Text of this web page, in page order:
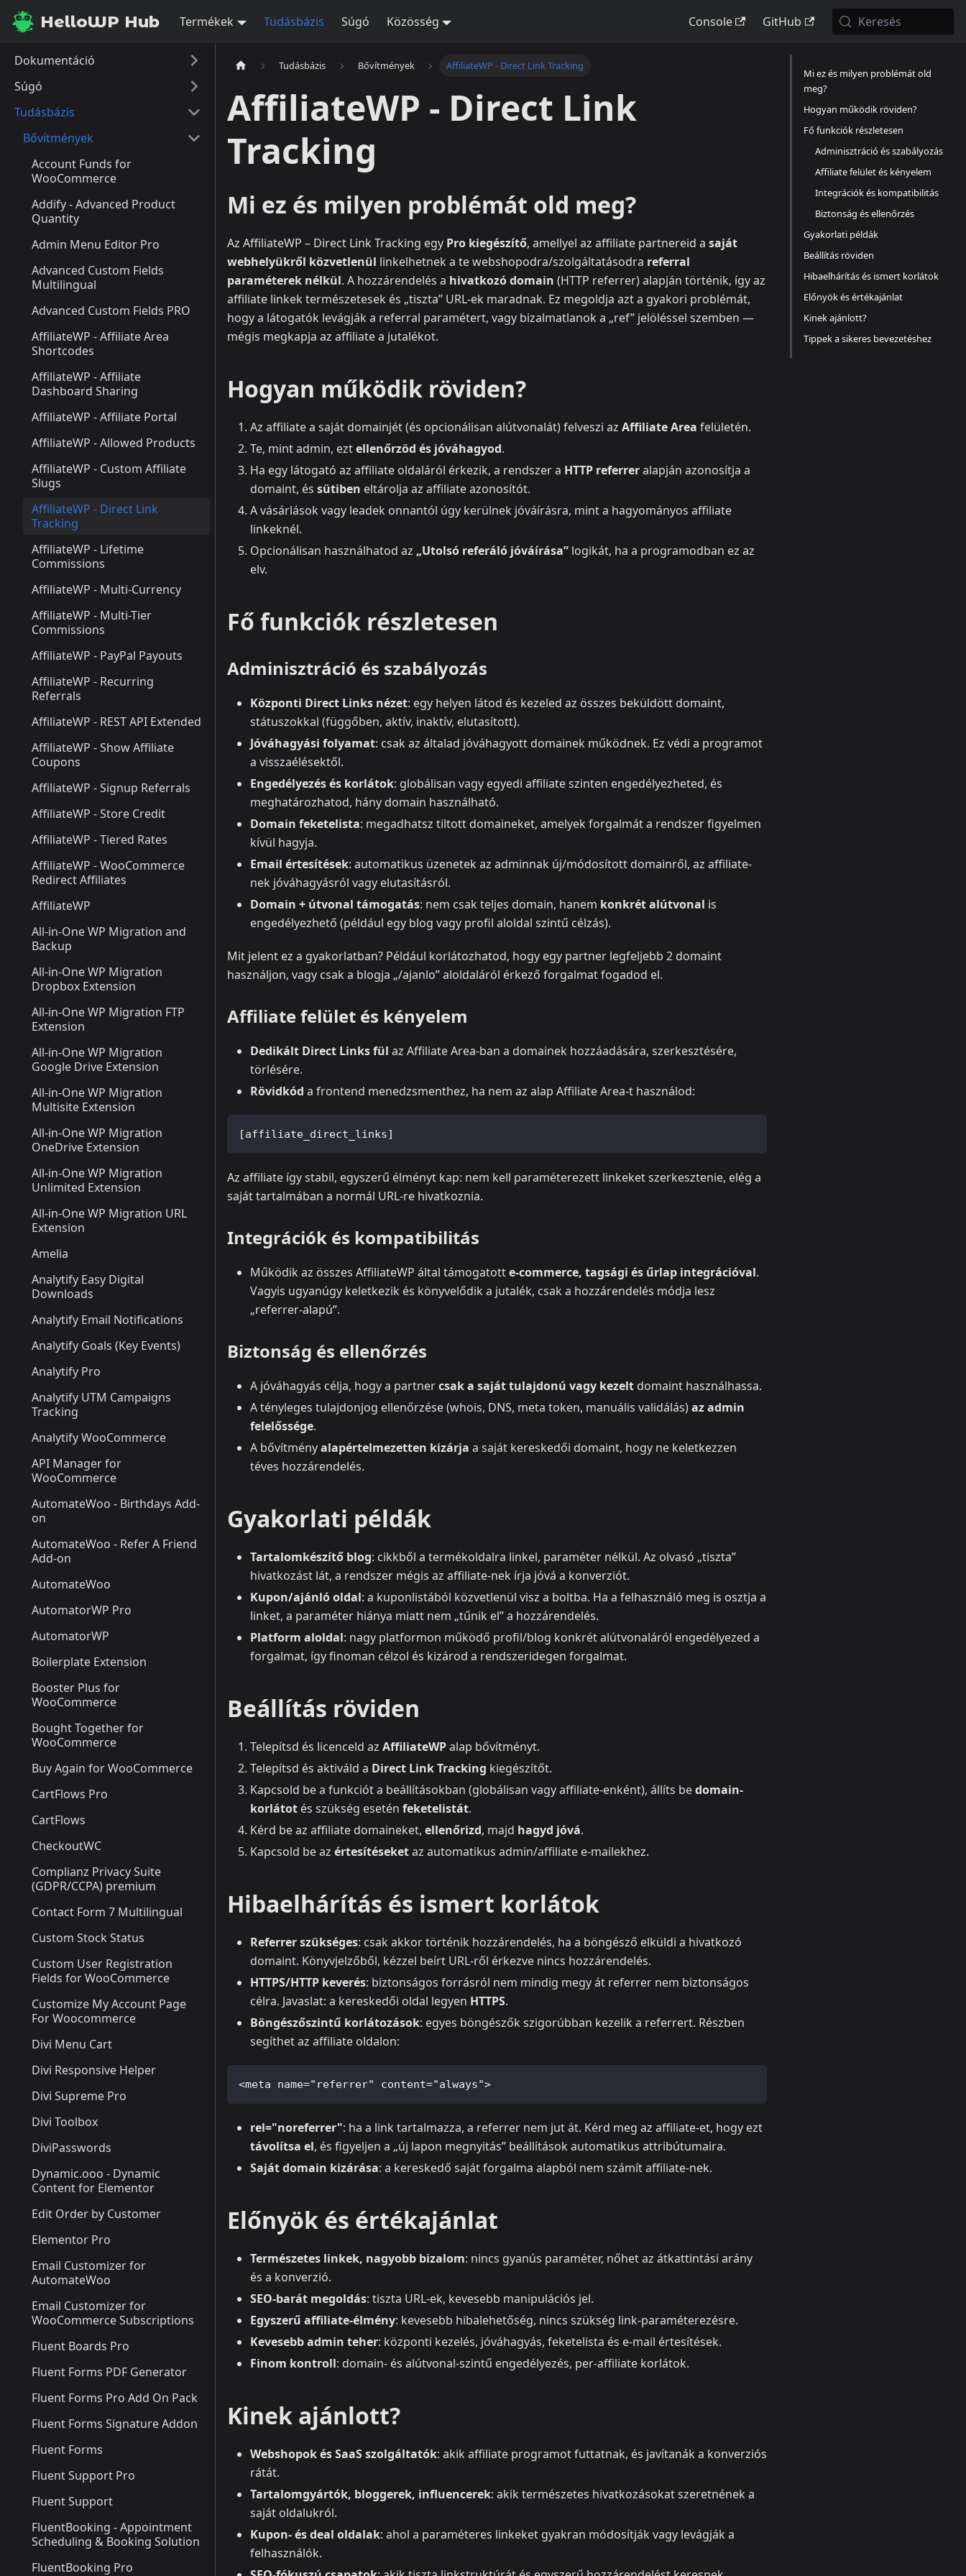
HelloWP Hub Termékek Tudásbázis Súgó Közösség Console GitHub Keresés
Dokumentáció
Súgó
Tudásbázis
Bővítmények
Account Funds for
WooCommerce
Addify - Advanced Product
Quantity
Admin Menu Editor Pro
Advanced Custom Fields
Multilingual
Advanced Custom Fields PRO
AffiliateWP - Affiliate Area
Shortcodes
AffiliateWP - Affiliate
Dashboard Sharing
AffiliateWP - Affiliate Portal
AffiliateWP - Allowed Products
AffiliateWP - Custom Affiliate
Slugs
AffiliateWP - Direct Link
Tracking
AffiliateWP - Lifetime
Commissions
AffiliateWP - Multi-Currency
AffiliateWP - Multi-Tier
Commissions
AffiliateWP - PayPal Payouts
AffiliateWP - Recurring
Referrals
AffiliateWP - REST API Extended
AffiliateWP - Show Affiliate
Coupons
AffiliateWP - Signup Referrals
AffiliateWP - Store Credit
AffiliateWP - Tiered Rates
AffiliateWP - WooCommerce
Redirect Affiliates
AffiliateWP
All-in-One WP Migration and
Backup
All-in-One WP Migration
Dropbox Extension
All-in-One WP Migration FTP
Extension
All-in-One WP Migration
Google Drive Extension
All-in-One WP Migration
Multisite Extension
All-in-One WP Migration
OneDrive Extension
All-in-One WP Migration
Unlimited Extension
All-in-One WP Migration URL
Extension
Amelia
Analytify Easy Digital
Downloads
Analytify Email Notifications
Analytify Goals (Key Events)
Analytify Pro
Analytify UTM Campaigns
Tracking
Analytify WooCommerce
API Manager for
WooCommerce
AutomateWoo - Birthdays Add-
on
AutomateWoo - Refer A Friend
Add-on
AutomateWoo
AutomatorWP Pro
AutomatorWP
Boilerplate Extension
Booster Plus for
WooCommerce
Bought Together for
WooCommerce
Buy Again for WooCommerce
CartFlows Pro
CartFlows
CheckoutWC
Complianz Privacy Suite
(GDPR/CCPA) premium
Contact Form 7 Multilingual
Custom Stock Status
Custom User Registration
Fields for WooCommerce
Customize My Account Page
For Woocommerce
Divi Menu Cart
Divi Responsive Helper
Divi Supreme Pro
Divi Toolbox
DiviPasswords
Dynamic.ooo - Dynamic
Content for Elementor
Edit Order by Customer
Elementor Pro
Email Customizer for
AutomateWoo
Email Customizer for
WooCommerce Subscriptions
Fluent Boards Pro
Fluent Forms PDF Generator
Fluent Forms Pro Add On Pack
Fluent Forms Signature Addon
Fluent Forms
Fluent Support Pro
Fluent Support
FluentBooking - Appointment
Scheduling & Booking Solution
FluentBooking Pro
Tudásbázis Bővítmények AffiliateWP - Direct Link Tracking
AffiliateWP - Direct Link
Tracking
Mi ez és milyen problémát old meg?
Az AffiliateWP – Direct Link Tracking egy Pro kiegészítő, amellyel az affiliate partnereid a saját
webhelyükről közvetlenül linkelhetnek a te webshopodra/szolgáltatásodra referral
paraméterek nélkül. A hozzárendelés a hivatkozó domain (HTTP referrer) alapján történik, így az
affiliate linkek természetesek és „tiszta” URL-ek maradnak. Ez megoldja azt a gyakori problémát,
hogy a látogatók levágják a referral paramétert, vagy bizalmatlanok a „ref” jelöléssel szemben —
mégis megkapja az affiliate a jutalékot.
Hogyan működik röviden?
Az affiliate a saját domainjét (és opcionálisan alútvonalát) felveszi az Affiliate Area felületén.
Te, mint admin, eztellenőrzöd és jóváhagyod.
Ha egy látogató az affiliate oldaláról érkezik, a rendszer a HTTP referreralapján azonosítja a
domaint, és sütiben eltárolja az affiliate azonosítót.
A vásárlások vagy leadek onnantól úgy kerülnek jóváírásra, mint a hagyományos affiliate
linkeknél.
Opcionálisan használhatod az „Utolsó referáló jóváírása” logikát, ha a programodban ez az
elv.
Fő funkciók részletesen
Adminisztráció és szabályozás
Központi Direct Links nézet: egy helyen látod és kezeled az összes beküldött domaint,
státuszokkal (függőben, aktív, inaktív, elutasított).
Jóváhagyási folyamat: csak az általad jóváhagyott domainek működnek. Ez védi a programot
a visszaélésektől.
Engedélyezés és korlátok: globálisan vagy egyedi affiliate szinten engedélyezheted, és
meghatározhatod, hány domain használható.
Domain feketelista: megadhatsz tiltott domaineket, amelyek forgalmát a rendszer figyelmen
kívül hagyja.
Email értesítések: automatikus üzenetek az adminnak új/módosított domainről, az affiliate-
nek jóváhagyásról vagy elutasításról.
Domain + útvonal támogatás: nem csak teljes domain, hanem konkrét alútvonal is
engedélyezhető (például egy blog vagy profil aloldal szintű célzás).
Mit jelent ez a gyakorlatban? Például korlátozhatod, hogy egy partner legfeljebb 2 domaint
használjon, vagy csak a blogja „/ajanlo” aloldaláról érkező forgalmat fogadod el.
Affiliate felület és kényelem
Dedikált Direct Links fül az Affiliate Area-ban a domainek hozzáadására, szerkesztésére,
törlésére.
Rövidkód a frontend menedzsmenthez, ha nem az alap Affiliate Area-t használod:
[affiliate_direct_links]
Az affiliate így stabil, egyszerű élményt kap: nem kell paraméterezett linkeket szerkesztenie, elég a
saját tartalmában a normál URL-re hivatkoznia.
Integrációk és kompatibilitás
Működik az összes AffiliateWP által támogatotte‑commerce, tagsági és űrlap integrációval.
Vagyis ugyanúgy keletkezik és könyvelődik a jutalék, csak a hozzárendelés módja lesz
„referrer‑alapú”.
Biztonság és ellenőrzés
A jóváhagyás célja, hogy a partnercsak a saját tulajdonú vagy kezelt domaint használhassa.
A tényleges tulajdonjog ellenőrzése (whois, DNS, meta token, manuális validálás)az admin
felelőssége.
A bővítményalapértelmezetten kizárja a saját kereskedői domaint, hogy ne keletkezzen
téves hozzárendelés.
Gyakorlati példák
Tartalomkészítő blog: cikkből a termékoldalra linkel, paraméter nélkül. Az olvasó „tiszta”
hivatkozást lát, a rendszer mégis az affiliate-nek írja jóvá a konverziót.
Kupon/ajánló oldal: a kuponlistából közvetlenül visz a boltba. Ha a felhasználó meg is osztja a
linket, a paraméter hiánya miatt nem „tűnik el” a hozzárendelés.
Platform aloldal: nagy platformon működő profil/blog konkrét alútvonaláról engedélyezed a
forgalmat, így finoman célzol és kizárod a rendszeridegen forgalmat.
Beállítás röviden
Telepítsd és licenceld az AffiliateWPalap bővítményt.
Telepítsd és aktiváld a Direct Link Tracking kiegészítőt.
Kapcsold be a funkciót a beállításokban (globálisan vagy affiliate-enként), állíts bedomain-
korlátot és szükség esetén feketelistát.
Kérd be az affiliate domaineket, ellenőrizd, majd hagyd jóvá.
Kapcsold be az értesítéseketaz automatikus admin/affiliate e-mailekhez.
Hibaelhárítás és ismert korlátok
Referrer szükséges: csak akkor történik hozzárendelés, ha a böngésző elküldi a hivatkozó
domaint. Könyvjelzőből, kézzel beírt URL-ről érkezve nincs hozzárendelés.
HTTPS/HTTP keverés: biztonságos forrásról nem mindig megy át referrer nem biztonságos
célra. Javaslat: a kereskedői oldal legyen HTTPS.
Böngészőszintű korlátozások: egyes böngészők szigorúbban kezelik a referrert. Részben
segíthet az affiliate oldalon:
<meta name="referrer" content="always">
rel="noreferrer": ha a link tartalmazza, a referrer nem jut át. Kérd meg az affiliate-et, hogy ezt
távolítsa el, és figyeljen a „új lapon megnyitás” beállítások automatikus attribútumaira.
Saját domain kizárása: a kereskedő saját forgalma alapból nem számít affiliate-nek.
Előnyök és értékajánlat
Természetes linkek, nagyobb bizalom: nincs gyanús paraméter, nőhet az átkattintási arány
és a konverzió.
SEO-barát megoldás: tiszta URL-ek, kevesebb manipulációs jel.
Egyszerű affiliate‑élmény: kevesebb hibalehetőség, nincs szükség link‑paraméterezésre.
Kevesebb admin teher: központi kezelés, jóváhagyás, feketelista és e‑mail értesítések.
Finom kontroll: domain- és alútvonal-szintű engedélyezés, per‑affiliate korlátok.
Kinek ajánlott?
Webshopok és SaaS szolgáltatók: akik affiliate programot futtatnak, és javítanák a konverziós
rátát.
Tartalomgyártók, bloggerek, influencerek: akik természetes hivatkozásokat szeretnének a
saját oldalukról.
Kupon- és deal oldalak: ahol a paraméteres linkeket gyakran módosítják vagy levágják a
felhasználók.
Mi ez és milyen problémát old
meg?
Hogyan működik röviden?
Fő funkciók részletesen
Adminisztráció és szabályozás
Affiliate felület és kényelem
Integrációk és kompatibilitás
Biztonság és ellenőrzés
Gyakorlati példák
Beállítás röviden
Hibaelhárítás és ismert korlátok
Előnyök és értékajánlat
Kinek ajánlott?
Tippek a sikeres bevezetéshez